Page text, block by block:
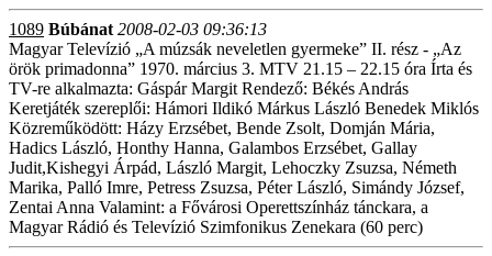
1089 Búbánat 2008-02-03 09:36:13
Magyar Televízió „A múzsák neveletlen gyermeke” II. rész - „Az
örök primadonna” 1970. március 3. MTV 21.15 – 22.15 óra Írta és
TV-re alkalmazta: Gáspár Margit Rendező: Békés András
Keretjáték szereplői: Hámori Ildikó Márkus László Benedek Miklós
Közreműködött: Házy Erzsébet, Bende Zsolt, Domján Mária,
Hadics László, Honthy Hanna, Galambos Erzsébet, Gallay
Judit,Kishegyi Árpád, László Margit, Lehoczky Zsuzsa, Németh
Marika, Palló Imre, Petress Zsuzsa, Péter László, Simándy József,
Zentai Anna Valamint: a Fővárosi Operettszínház tánckara, a
Magyar Rádió és Televízió Szimfonikus Zenekara (60 perc)